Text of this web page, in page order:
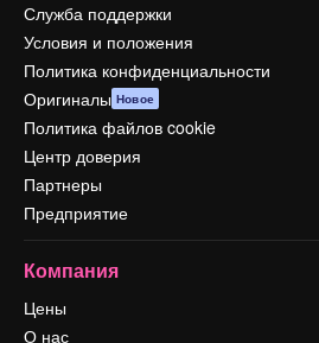
Служба поддержки
Условия и положения
Политика конфиденциальности
Оригиналы Новое
Политика файлов cookie
Центр доверия
Партнеры
Предприятие
Компания
Цены
О нас